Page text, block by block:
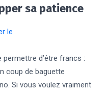
sa patience
permettre d’être francs :
coup de baguette
Si vous voulez vraiment